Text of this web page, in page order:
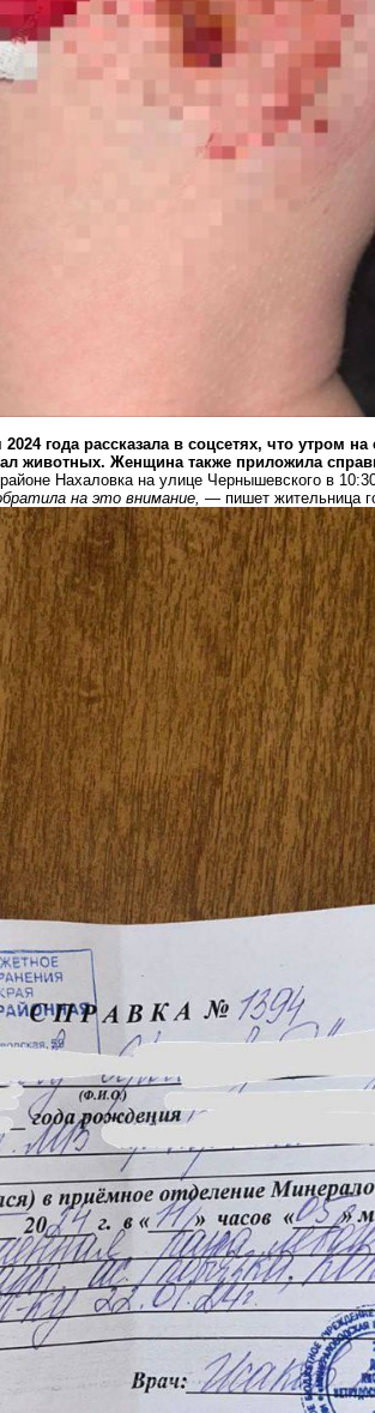
года рассказала в соцсетях, что утром на
животных. Женщина также приложила
Нахаловка на улице Чернышевского в
на это внимание, — пишет жительница